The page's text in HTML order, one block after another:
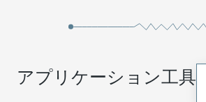
アプリケーション工具